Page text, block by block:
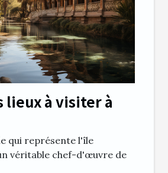
lieux à visiter à
qui représente l'île
véritable chef-d'œuvre de